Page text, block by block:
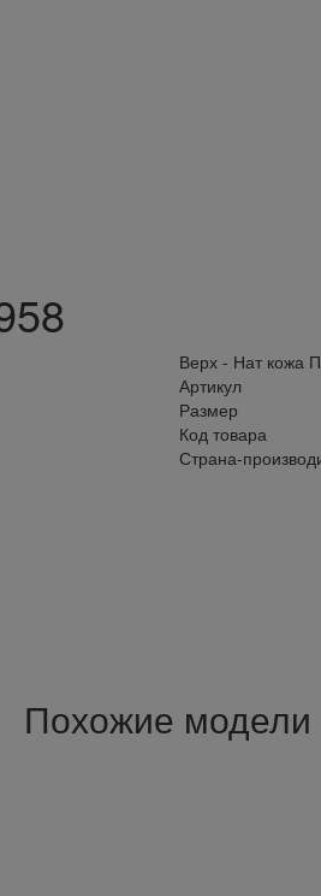
Верх - Нат кожа
Артикул
Размер
Код товара
Страна-
Похожие модели